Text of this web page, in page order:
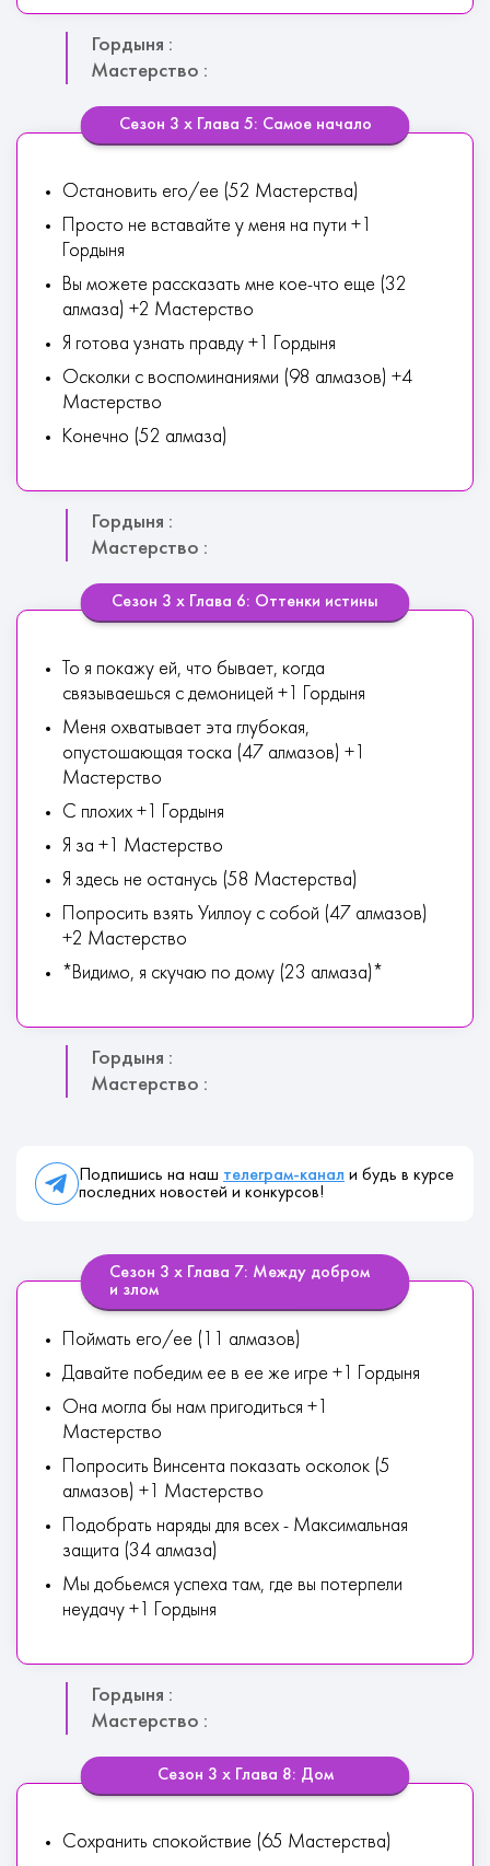
Гордыня :
Мастерство :
Сезон 3 х Глава 5: Самое начало
Остановить его/ее (52 Мастерства)
Просто не вставайте у меня на пути +1
Гордыня
Вы можете рассказать мне кое-что еще (32
алмаза) +2 Мастерство
Я готова узнать правду +1 Гордыня
Осколки с воспоминаниями (98 алмазов) +4
Мастерство
Конечно (52 алмаза)
Гордыня :
Мастерство :
Сезон 3 х Глава 6: Оттенки истины
То я покажу ей, что бывает, когда
связываешься с демоницей +1 Гордыня
Меня охватывает эта глубокая,
опустошающая тоска (47 алмазов) +1
Мастерство
С плохих +1 Гордыня
Я за +1 Мастерство
Я здесь не останусь (58 Мастерства)
Попросить взять Уиллоу с собой (47 алмазов)
+2 Мастерство
*Видимо, я скучаю по дому (23 алмаза)*
Гордыня :
Мастерство :
Подпишись на наш телеграм-канал и будь в курсе
последних новостей и конкурсов!
Сезон 3 х Глава 7: Между добром
и злом
Поймать его/ее (11 алмазов)
Давайте победим ее в ее же игре +1 Гордыня
Она могла бы нам пригодиться +1
Мастерство
Попросить Винсента показать осколок (5
алмазов) +1 Мастерство
Подобрать наряды для всех - Максимальная
защита (34 алмаза)
Мы добьемся успеха там, где вы потерпели
неудачу +1 Гордыня
Гордыня :
Мастерство :
Сезон 3 х Глава 8: Дом
Сохранить спокойствие (65 Мастерства)